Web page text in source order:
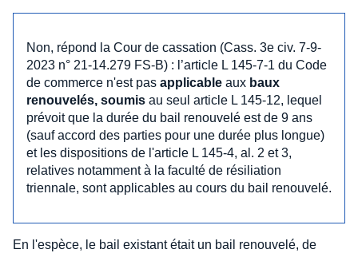
Non, répond la Cour de cassation (Cass. 3e civ. 7-9-
2023 n° 21-14.279 FS-B) : l’article L 145-7-1 du Code
de commerce n'est pas applicable aux baux
renouvelés, soumis au seul article L 145-12, lequel
prévoit que la durée du bail renouvelé est de 9 ans
(sauf accord des parties pour une durée plus longue)
et les dispositions de l'article L 145-4, al. 2 et 3,
relatives notamment à la faculté de résiliation
triennale, sont applicables au cours du bail renouvelé.
En l'espèce, le bail existant était un bail renouvelé, de